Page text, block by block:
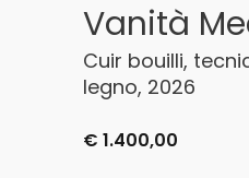
Vanità
Cuir bouilli,
legno, 2026
€ 1.400,00